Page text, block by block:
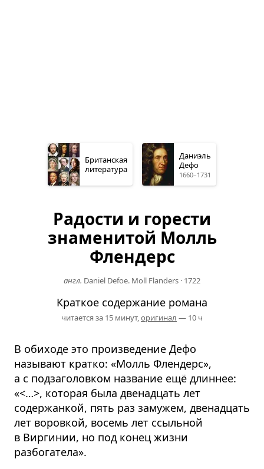
Британская
литература
Даниэль
Дефо
1660–1731
Радости и горести
знаменитой Молль
Флендерс
англ. Daniel Defoe. Moll Flanders · 1722
Краткое содержание романа
читается за 15 минут, оригинал — 10 ч
В обиходе это произведение Дефо
называют кратко: «Молль Флендерс»,
а с подзаголовком название ещё длиннее:
«<…>, которая была двенадцать лет
содержанкой, пять раз замужем, двенадцать
лет воровкой, восемь лет ссыльной
в Виргинии, но под конец жизни
разбогатела».